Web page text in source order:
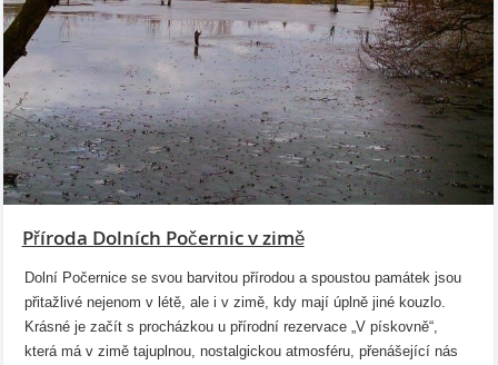
Příroda Dolních Počernic v zimě
Dolní Počernice se svou barvitou přírodou a spoustou památek jsou
přitažlivé nejenom v létě, ale i v zimě, kdy mají úplně jiné kouzlo.
Krásné je začít s procházkou u přírodní rezervace „V pískovně“,
která má v zimě tajuplnou, nostalgickou atmosféru, přenášející nás